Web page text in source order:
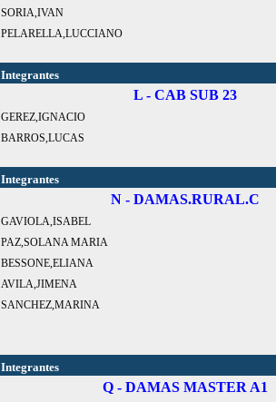
SORIA,IVAN
PELARELLA,LUCCIANO
Integrantes
L - CAB SUB 23
GEREZ,IGNACIO
BARROS,LUCAS
Integrantes
N - DAMAS.RURAL.C
GAVIOLA,ISABEL
PAZ,SOLANA MARIA
BESSONE,ELIANA
AVILA,JIMENA
SANCHEZ,MARINA
Integrantes
Q - DAMAS MASTER A1